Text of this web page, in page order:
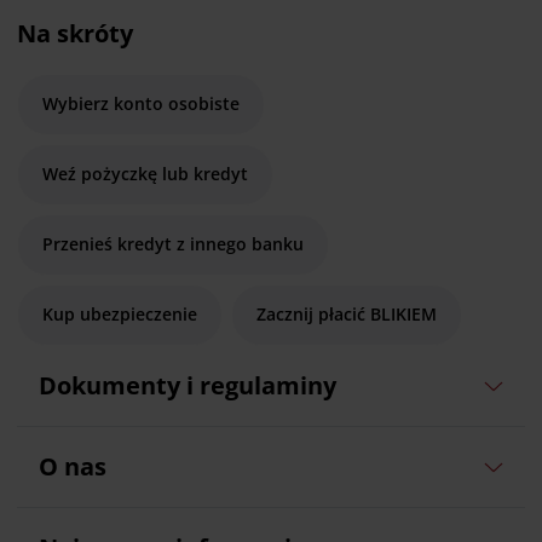
Na skróty
Wybierz konto osobiste
Weź pożyczkę lub kredyt
Przenieś kredyt z innego banku
Kup ubezpieczenie Zacznij płacić BLIKIEM
Dokumenty i regulaminy
O nas